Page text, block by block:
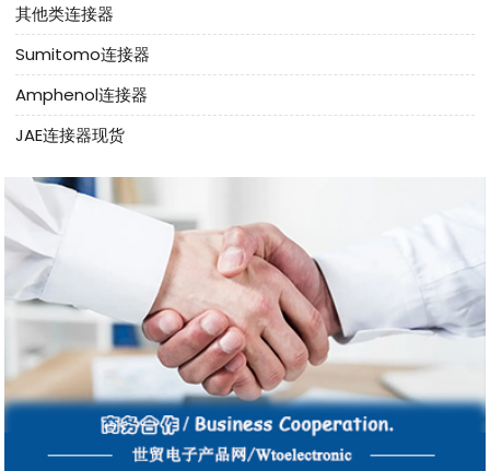
其他类连接器
Sumitomo连接器
Amphenol连接器
JAE连接器现货